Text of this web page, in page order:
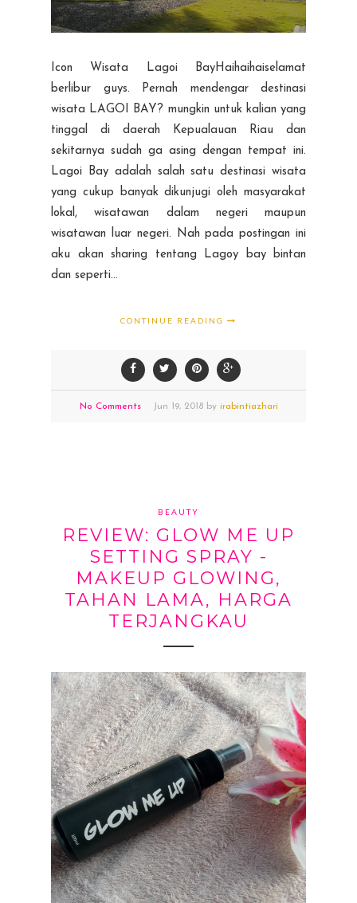
Icon Wisata Lagoi BayHaihaihaiselamat
berlibur guys. Pernah mendengar destinasi
wisata LAGOI BAY? mungkin untuk kalian yang
tinggal di daerah Kepualauan Riau dan
sekitarnya sudah ga asing dengan tempat ini.
Lagoi Bay adalah salah satu destinasi wisata
yang cukup banyak dikunjugi oleh masyarakat
lokal, wisatawan dalam negeri maupun
wisatawan luar negeri. Nah pada postingan ini
aku akan sharing tentang Lagoy bay bintan
dan seperti...
CONTINUE READING
No Comments Jun 19,2018 by irabintiazhari
BEAUTY
REVIEW: GLOW ME UP
SETTING SPRAY -
MAKEUP GLOWING,
TAHAN LAMA, HARGA
TERJANGKAU